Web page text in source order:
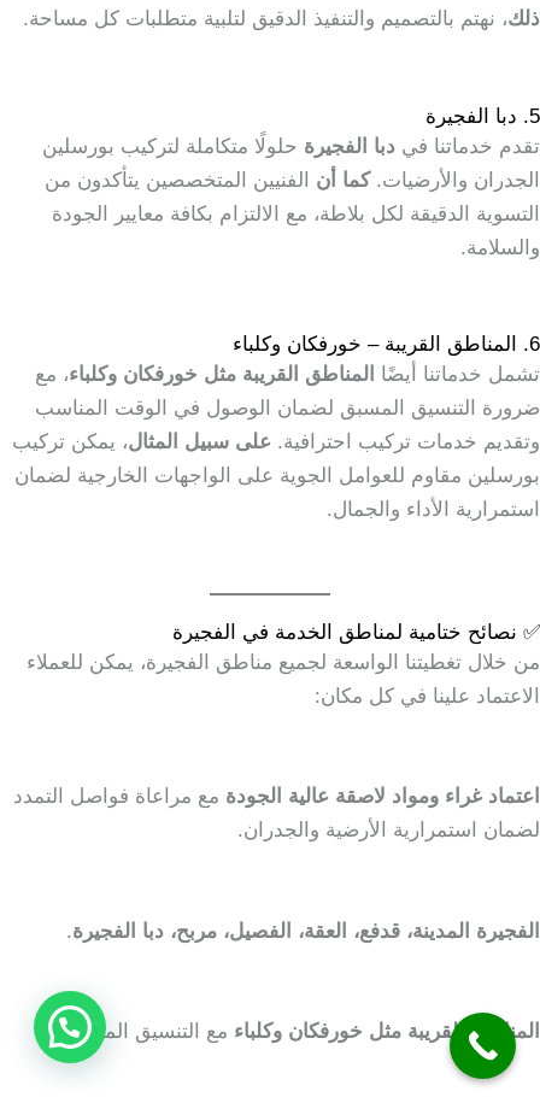
ذلك، نهتم بالتصميم والتنفيذ الدقيق لتلبية متطلبات كل مساحة.
5. دبا الفجيرة
تقدم خدماتنا في دبا الفجيرة حلولًا متكاملة لتركيب بورسلين
الجدران والأرضيات.كما أن الفنيين المتخصصين يتأكدون من
التسوية الدقيقة لكل بلاطة، مع الالتزام بكافة معايير الجودة
والسلامة.
6. المناطق القريبة – خورفكان وكلباء
تشمل خدماتنا أيضًا المناطق القريبة مثل خورفكان وكلباء، مع
ضرورة التنسيق المسبق لضمان الوصول في الوقت المناسب
وتقديم خدمات تركيب احترافية. على سبيل المثال، يمكن تركيب
بورسلين مقاوم للعوامل الجوية على الواجهات الخارجية لضمان
استمرارية الأداء والجمال.
✅ نصائح ختامية لمناطق الخدمة في الفجيرة
من خلال تغطيتنا الواسعة لجميع مناطق الفجيرة، يمكن للعملاء
الاعتماد علينا في كل مكان:
اعتماد غراء ومواد لاصقة عالية الجودة مع مراعاة فواصل التمدد
لضمان استمرارية الأرضية والجدران.
الفجيرة المدينة، قدفع، العقة، الفصيل، مربح، دبا الفجيرة.
المناطق القريبة مثل خورفكان وكلباء مع التنسيق المسبق.